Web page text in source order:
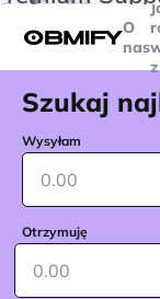
O
nas
Szukaj
Wysyłam
Otrzymuję